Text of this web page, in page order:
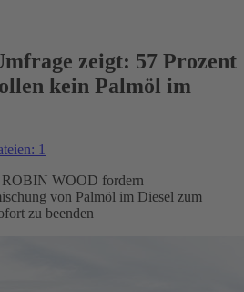
zeigt: 57 Prozent
kein Palmöl im
1
ROBIN WOOD fordern
von Palmöl im Diesel zum
zu beenden